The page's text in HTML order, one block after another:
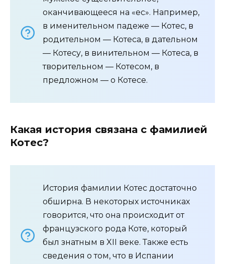
оканчивающееся на «ес». Например,
в именительном падеже — Котес, в
родительном — Котеса, в дательном
— Котесу, в винительном — Котеса, в
творительном — Котесом, в
предложном — о Котесе.
Какая история связана с фамилией
Котес?
История фамилии Котес достаточно
обширна. В некоторых источниках
говорится, что она происходит от
французского рода Коте, который
был знатным в XII веке. Также есть
сведения о том, что в Испании